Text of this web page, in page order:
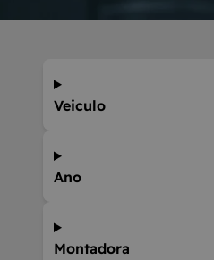
Ano
Montadora
Veiculo